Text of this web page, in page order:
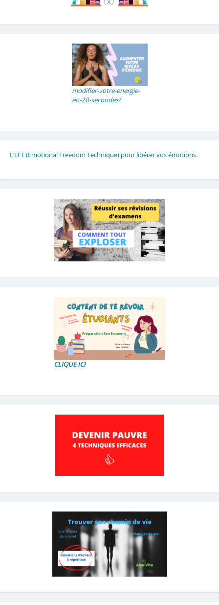
modifier-votre-energie-
en-20-secondes/
L’EFT (Emotional Freedom Technique) pour libérer vos émotions.
CLIQUE ICI